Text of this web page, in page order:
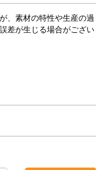
、素材の特性や生産の過
差が生じる場合がござい